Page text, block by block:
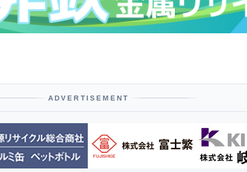
ADVERTISEMENT